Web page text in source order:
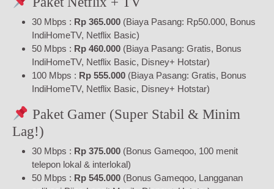
30 Mbps : Rp 365.000 (Biaya Pasang: Rp50.000, Bonus
IndiHomeTV, Netflix Basic)
50 Mbps : Rp 460.000 (Biaya Pasang: Gratis, Bonus
IndiHomeTV, Netflix Basic, Disney+ Hotstar)
100 Mbps : Rp 555.000 (Biaya Pasang: Gratis, Bonus
IndiHomeTV, Netflix Basic, Disney+ Hotstar)
Paket Gamer (Super Stabil & Minim
Lag!)
30 Mbps : Rp 375.000 (Bonus Gameqoo, 100 menit
telepon lokal & interlokal)
50 Mbps : Rp 545.000 (Bonus Gameqoo, Langganan